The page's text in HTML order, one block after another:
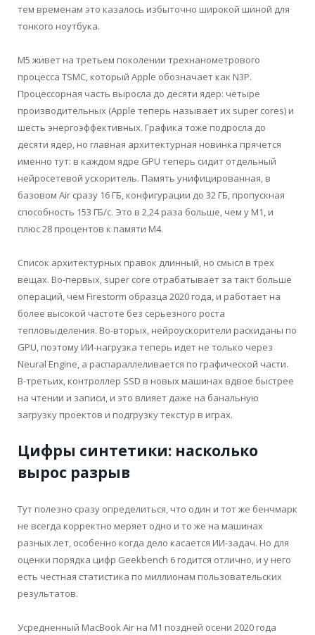
тем временам это казалось избыточно широкой шиной для
тонкого ноутбука.
M5 живет на третьем поколении трехнанометрового
процесса TSMC, который Apple обозначает как N3P.
Процессорная часть выросла до десяти ядер: четыре
производительных (Apple теперь называет их super cores) и
шесть энергоэффективных. Графика тоже подросла до
десяти ядер, но главная архитектурная новинка прячется
именно тут: в каждом ядре GPU теперь сидит отдельный
нейросетевой ускоритель. Память унифицированная, в
базовом Air сразу 16 ГБ, конфигурации до 32 ГБ, пропускная
способность 153 ГБ/с. Это в 2,24 раза больше, чем у M1, и
плюс 28 процентов к памяти M4.
Список архитектурных правок длинный, но смысл в трех
вещах. Во-первых, super core отрабатывает за такт больше
операций, чем Firestorm образца 2020 года, и работает на
более высокой частоте без серьезного роста
тепловыделения. Во-вторых, нейроускорители раскиданы по
GPU, поэтому ИИ-нагрузка теперь идет не только через
Neural Engine, а распараллеливается по графической части.
В-третьих, контроллер SSD в новых машинах вдвое быстрее
на чтении и записи, и это влияет даже на банальную
загрузку проектов и подгрузку текстур в играх.
Цифры синтетики: насколько
вырос разрыв
Тут полезно сразу определиться, что один и тот же бенчмарк
не всегда корректно меряет одно и то же на машинах
разных лет, особенно когда дело касается ИИ-задач. Но для
оценки порядка цифр Geekbench 6 годится отлично, и у него
есть честная статистика по миллионам пользовательских
результатов.
Усредненный MacBook Air на M1 поздней осени 2020 года